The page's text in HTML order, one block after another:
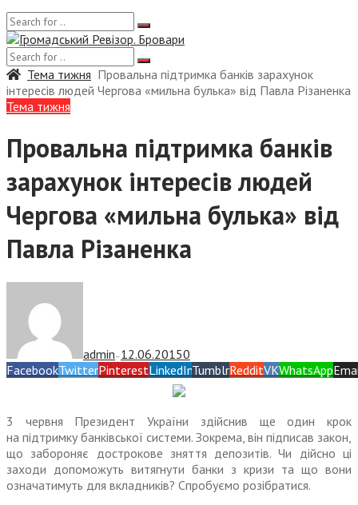
Тема тижня Провальна підтримка банків зарахунок
інтересів людей Чергова «мильна булька» від Павла Різаненка
Тема тижня
Провальна підтримка банків
зарахунок інтересів людей
Чергова «мильна булька» від
Павла Різаненка
admin — 12.06.20150
FacebookTwitterPinterestLinkedInTumblrRedditVKWhatsApp
3 червня Президент України здійснив ще один крок
на підтримку банківської системи. Зокрема, він підписав закон,
що забороняє дострокове зняття депозитів. Чи дійсно ці
заходи допоможуть витягнути банки з кризи та що вони
означатимуть для вкладників? Спробуємо розібратися.